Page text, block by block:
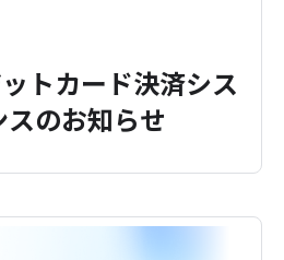
トカード決済シス
のお知らせ